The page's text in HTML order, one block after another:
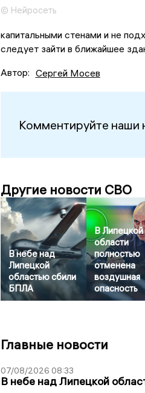
© Нейросеть
капитальными стенами и не
следует зайти в ближайшее
Автор: Сергей Мосев
Комментируйте наши
Другие новости СВО
В небе над
Липецкой
областью сбили
БПЛА
В Липецкой
области
полностью
отменена
воздушная
опасность
Главные новости
07/08/2026 08:33
В небе над Липецкой